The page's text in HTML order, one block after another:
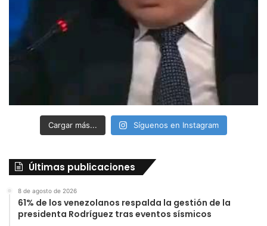
Cargar más... Síguenos en Instagram
Últimas publicaciones
8 de agosto de 2026
61% de los venezolanos respalda la gestión de la
presidenta Rodríguez tras eventos sísmicos